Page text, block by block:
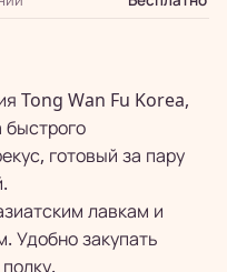
Tong Wan Fu Korea,
готовый за пару
лавкам и
Удобно закупать